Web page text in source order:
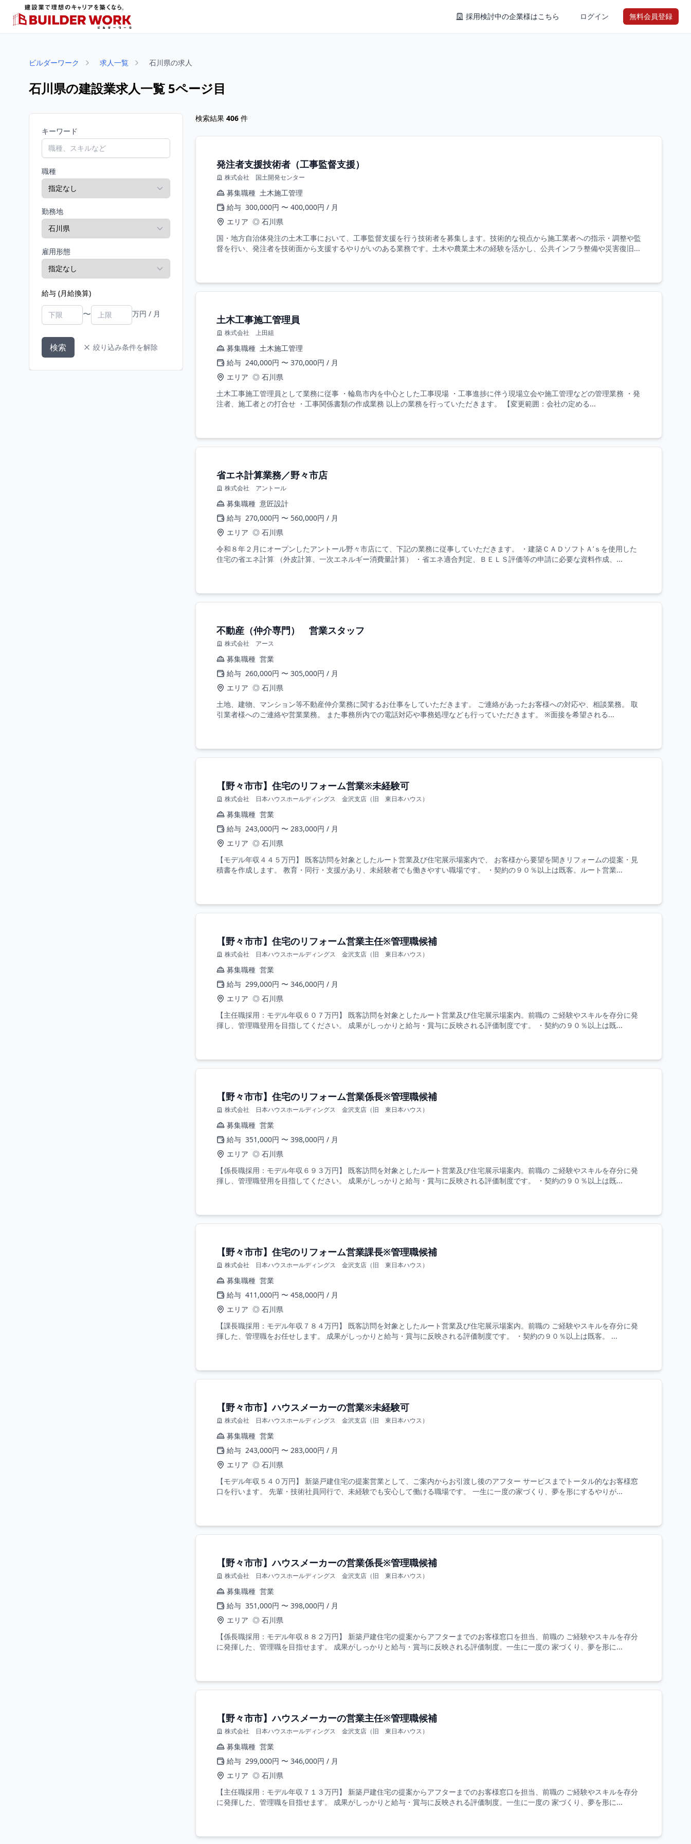
採用検討中の企業様はこちら ログイン 無料会員登録
ビルダーワーク 求人一覧 石川県の求人
石川県の建設業求人一覧 5ページ目
キーワード
職種
勤務地
雇用形態
給与 (月給換算)
〜 万円 / 月
検索 絞り込み条件を解除
検索結果 406 件
発注者支援技術者（工事監督支援）
株式会社 国土開発センター
募集職種 土木施工管理
給与 300,000円 〜 400,000円 / 月
エリア ◎ 石川県
国・地方自治体発注の土木工事において、工事監督支援を行う技術者を募集します。技術的な視点から施工業者への指示・調整や監
督を行い、発注者を技術面から支援するやりがいのある業務です。土木や農業土木の経験を活かし、公共インフラ整備や災害復旧...
土木工事施工管理員
株式会社 上田組
募集職種 土木施工管理
給与 240,000円 〜 370,000円 / 月
エリア ◎ 石川県
土木工事施工管理員として業務に従事 ・輪島市内を中心とした工事現場 ・工事進捗に伴う現場立会や施工管理などの管理業務 ・発
注者、施工者との打合せ ・工事関係書類の作成業務 以上の業務を行っていただきます。 【変更範囲：会社の定める...
省エネ計算業務／野々市店
株式会社 アントール
募集職種 意匠設計
給与 270,000円 〜 560,000円 / 月
エリア ◎ 石川県
令和８年２月にオープンしたアントール野々市店にて、下記の業務に従事していただきます。 ・建築ＣＡＤソフトＡ’ｓを使用した
住宅の省エネ計算 （外皮計算、一次エネルギー消費量計算） ・省エネ適合判定、ＢＥＬＳ評価等の申請に必要な資料作成、...
不動産（仲介専門） 営業スタッフ
株式会社 アース
募集職種 営業
給与 260,000円 〜 305,000円 / 月
エリア ◎ 石川県
土地、建物、マンション等不動産仲介業務に関するお仕事をしていただきます。 ご連絡があったお客様への対応や、相談業務。 取
引業者様へのご連絡や営業業務。 また事務所内での電話対応や事務処理なども行っていただきます。 ※面接を希望される...
【野々市市】住宅のリフォーム営業※未経験可
株式会社 日本ハウスホールディングス 金沢支店（旧 東日本ハウス）
募集職種 営業
給与 243,000円 〜 283,000円 / 月
エリア ◎ 石川県
【モデル年収４４５万円】 既客訪問を対象としたルート営業及び住宅展示場案内で、 お客様から要望を聞きリフォームの提案・見
積書を作成します。 教育・同行・支援があり、未経験者でも働きやすい職場です。 ・契約の９０％以上は既客。ルート営業...
【野々市市】住宅のリフォーム営業主任※管理職候補
株式会社 日本ハウスホールディングス 金沢支店（旧 東日本ハウス）
募集職種 営業
給与 299,000円 〜 346,000円 / 月
エリア ◎ 石川県
【主任職採用：モデル年収６０７万円】 既客訪問を対象としたルート営業及び住宅展示場案内。前職の ご経験やスキルを存分に発
揮し、管理職登用を目指してください。 成果がしっかりと給与・賞与に反映される評価制度です。 ・契約の９０％以上は既...
【野々市市】住宅のリフォーム営業係長※管理職候補
株式会社 日本ハウスホールディングス 金沢支店（旧 東日本ハウス）
募集職種 営業
給与 351,000円 〜 398,000円 / 月
エリア ◎ 石川県
【係長職採用：モデル年収６９３万円】 既客訪問を対象としたルート営業及び住宅展示場案内。前職の ご経験やスキルを存分に発
揮し、管理職登用を目指してください。 成果がしっかりと給与・賞与に反映される評価制度です。 ・契約の９０％以上は既...
【野々市市】住宅のリフォーム営業課長※管理職候補
株式会社 日本ハウスホールディングス 金沢支店（旧 東日本ハウス）
募集職種 営業
給与 411,000円 〜 458,000円 / 月
エリア ◎ 石川県
【課長職採用：モデル年収７８４万円】 既客訪問を対象としたルート営業及び住宅展示場案内。前職の ご経験やスキルを存分に発
揮した、管理職をお任せします。 成果がしっかりと給与・賞与に反映される評価制度です。 ・契約の９０％以上は既客。 ...
【野々市市】ハウスメーカーの営業※未経験可
株式会社 日本ハウスホールディングス 金沢支店（旧 東日本ハウス）
募集職種 営業
給与 243,000円 〜 283,000円 / 月
エリア ◎ 石川県
【モデル年収５４０万円】 新築戸建住宅の提案営業として、ご案内からお引渡し後のアフター サービスまでトータル的なお客様窓
口を行います。 先輩・技術社員同行で、未経験でも安心して働ける職場です。 一生に一度の家づくり、夢を形にするやりが...
【野々市市】ハウスメーカーの営業係長※管理職候補
株式会社 日本ハウスホールディングス 金沢支店（旧 東日本ハウス）
募集職種 営業
給与 351,000円 〜 398,000円 / 月
エリア ◎ 石川県
【係長職採用：モデル年収８８２万円】 新築戸建住宅の提案からアフターまでのお客様窓口を担当、前職の ご経験やスキルを存分
に発揮した、管理職を目指せます。 成果がしっかりと給与・賞与に反映される評価制度。一生に一度の 家づくり、夢を形に...
【野々市市】ハウスメーカーの営業主任※管理職候補
株式会社 日本ハウスホールディングス 金沢支店（旧 東日本ハウス）
募集職種 営業
給与 299,000円 〜 346,000円 / 月
エリア ◎ 石川県
【主任職採用：モデル年収７１３万円】 新築戸建住宅の提案からアフターまでのお客様窓口を担当、前職の ご経験やスキルを存分
に発揮した、管理職を目指せます。 成果がしっかりと給与・賞与に反映される評価制度。一生に一度の 家づくり、夢を形に...